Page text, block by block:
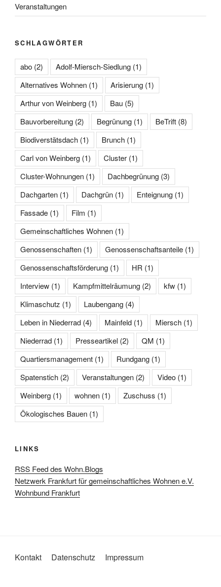
Veranstaltungen
SCHLAGWÖRTER
abo (2) Adolf-Miersch-Siedlung (1)
Alternatives Wohnen (1) Arisierung (1)
Arthur von Weinberg (1) Bau (5)
Bauvorbereitung (2) Begrünung (1) BeTrift (8)
Biodiverstätsdach (1) Brunch (1)
Carl von Weinberg (1) Cluster (1)
Cluster-Wohnungen (1) Dachbegrünung (3)
Dachgarten (1) Dachgrün (1) Enteignung (1)
Fassade (1) Film (1)
Gemeinschaftliches Wohnen (1)
Genossenschaften (1) Genossenschaftsanteile (1)
Genossenschaftsförderung (1) HR (1)
Interview (1) Kampfmittelräumung (2) kfw (1)
Klimaschutz (1) Laubengang (4)
Leben in Niederrad (4) Mainfeld (1) Miersch (1)
Niederrad (1) Presseartikel (2) QM (1)
Quartiersmanagement (1) Rundgang (1)
Spatenstich (2) Veranstaltungen (2) Video (1)
Weinberg (1) wohnen (1) Zuschuss (1)
Ökologisches Bauen (1)
LINKS
RSS Feed des Wohn.Blogs
Netzwerk Frankfurt für gemeinschaftliches Wohnen e.V.
Wohnbund Frankfurt
Kontakt Datenschutz Impressum